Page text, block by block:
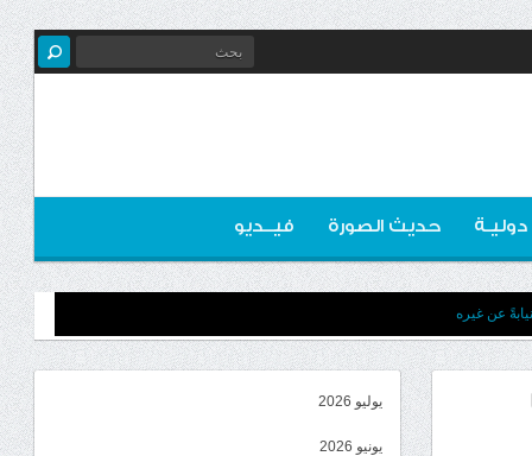
دوليـة حديث الصورة فيــديو
عن غيره
يوليو 2026
يونيو 2026